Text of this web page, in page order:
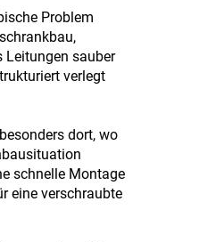
Problem
Leitungen sauber
verlegt
dort, wo
schnelle Montage
eine verschraubte